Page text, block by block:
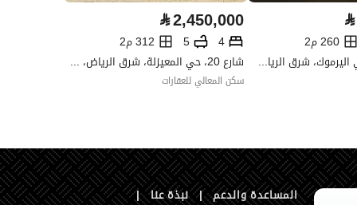
ارتدادات 1 ثم القطعة رقم 671
تفصيل ارتدادات 2 ثم شارع عرض 15
⃁
260 م2
شارع الهملة، حي اليرموك، شرق الرياض، الرياض
⃁2,450,000
4
5
312 م2
شارع 20، حي المعيزلة، شرق الرياض، الرياض
سكن المعالي للعقارات
المساعدة والدعم | نبذة عنا |